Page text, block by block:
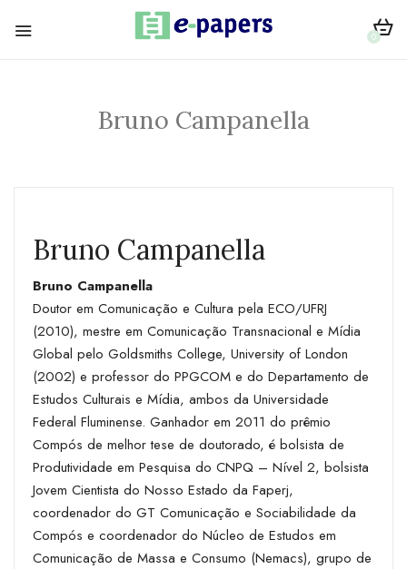
0
Bruno Campanella
Bruno Campanella
Bruno Campanella
Doutor em Comunicação e Cultura pela ECO/UFRJ
(2010), mestre em Comunicação Transnacional e Mídia
Global pelo Goldsmiths College, University of London
(2002) e professor do PPGCOM e do Departamento de
Estudos Culturais e Mídia, ambos da Universidade
Federal Fluminense. Ganhador em 2011 do prêmio
Compós de melhor tese de doutorado, é bolsista de
Produtividade em Pesquisa do CNPQ – Nível 2, bolsista
Jovem Cientista do Nosso Estado da Faperj,
coordenador do GT Comunicação e Sociabilidade da
Compós e coordenador do Núcleo de Estudos em
Comunicação de Massa e Consumo (­Nemacs), grupo de